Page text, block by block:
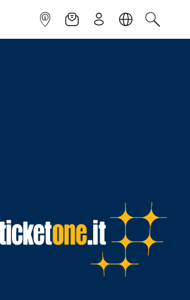
INFOPOINTNEWSLETTER
ISCRIVITILINGUACERCA